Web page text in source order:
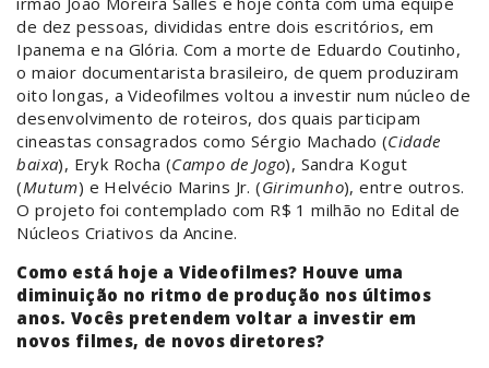
de dez pessoas, divididas entre dois escritórios, em
Ipanema e na Glória. Com a morte de Eduardo Coutinho,
o maior documentarista brasileiro, de quem produziram
oito longas, a Videofilmes voltou a investir num núcleo de
desenvolvimento de roteiros, dos quais participam
cineastas consagrados como Sérgio Machado (Cidade
baixa), Eryk Rocha (Campo de Jogo), Sandra Kogut
(Mutum) e Helvécio Marins Jr. (Girimunho), entre outros.
O projeto foi contemplado com R$ 1 milhão no Edital de
Núcleos Criativos da Ancine.
Como está hoje a Videofilmes? Houve uma
diminuição no ritmo de produção nos últimos
anos. Vocês pretendem voltar a investir em
novos filmes, de novos diretores?